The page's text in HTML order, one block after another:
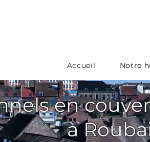
Accueil Notre
en
à